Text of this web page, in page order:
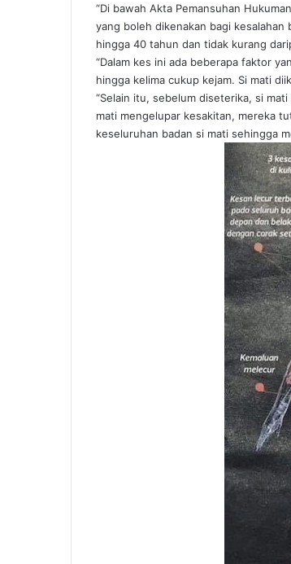
“Di bawah Akta Pemansuhan
yang boleh dikenakan bagi
hingga 40 tahun dan tidak kurang
“Dalam kes ini ada beberapa faktor
hingga kelima cukup kejam. Si mati
“Selain itu, sebelum diseterika, si
mati mengelupar kesakitan, mereka
keseluruhan badan si mati sehingga